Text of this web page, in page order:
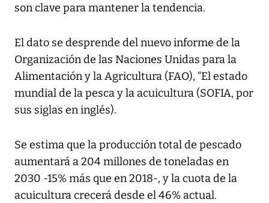
son clave para mantener la tendencia.
El dato se desprende del nuevo informe de la
Organización de las Naciones Unidas para la
Alimentación y la Agricultura (FAO), “El estado
mundial de la pesca y la acuicultura (SOFIA, por
sus siglas en inglés).
Se estima que la producción total de pescado
aumentará a 204 millones de toneladas en
2030 -15% más que en 2018-, y la cuota de la
acuicultura crecerá desde el 46% actual.